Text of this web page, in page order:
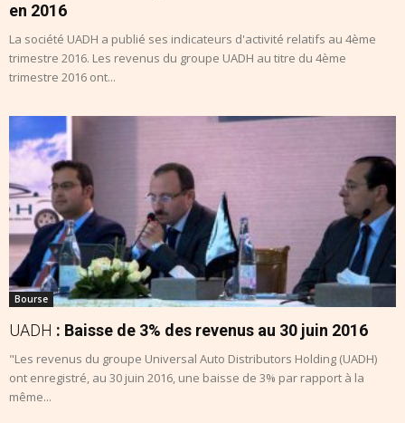
en 2016
La société UADH a publié ses indicateurs d'activité relatifs au 4ème
trimestre 2016. Les revenus du groupe UADH au titre du 4ème
trimestre 2016 ont...
Bourse
UADH : Baisse de 3% des revenus au 30 juin 2016
"Les revenus du groupe Universal Auto Distributors Holding (UADH)
ont enregistré, au 30 juin 2016, une baisse de 3% par rapport à la
même...